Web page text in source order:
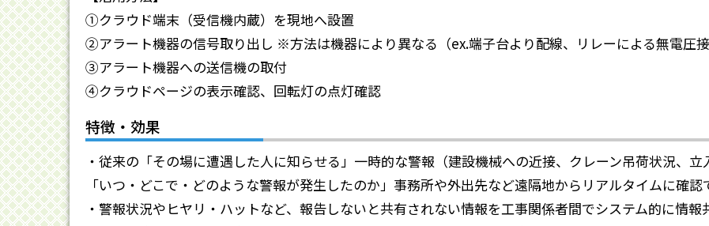
①クラウド端末（受信機内蔵）を現地へ設置
②アラート機器の信号取り出し ※方法は機器により異なる（ex.端子台より配線、リレーによる無電圧接
③アラート機器への送信機の取付
④クラウドページの表示確認、回転灯の点灯確認
特徴・効果
・従来の「その場に遭遇した人に知らせる」一時的な警報（建設機械への近接、クレーン吊荷状況、立
「いつ・どこで・どのような警報が発生したのか」事務所や外出先など遠隔地からリアルタイムに確認
・警報状況やヒヤリ・ハットなど、報告しないと共有されない情報を工事関係者間でシステム的に情